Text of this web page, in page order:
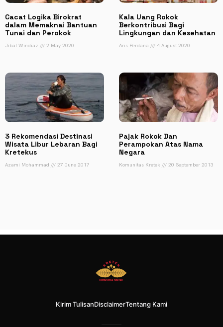
Cacat Logika Birokrat
dalam Memaknai Bantuan
Tunai dan Perokok
Jibal Windiaz 2 May 2020
Kala Uang Rokok
Berkontribusi Bagi
Lingkungan dan Kesehatan
Aris Perdana 4 August 2020
3 Rekomendasi Destinasi
Wisata Libur Lebaran Bagi
Kretekus
Azami Mohammad 27 June 2017
Pajak Rokok Dan
Perampokan Atas Nama
Negara
Komunitas Kretek 20 September 2013
Kirim TulisanDisclaimerTentang Kami